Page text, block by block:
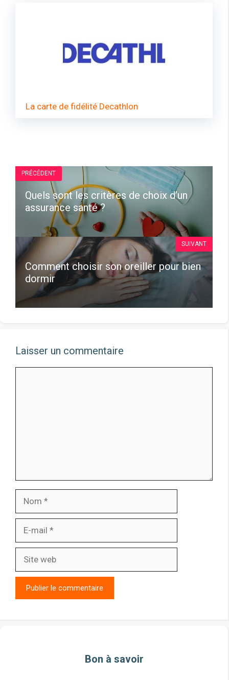
La carte de fidélité Decathlon
PRÉCÉDENT
Quels sont les critères de choix d’un
assurance santé ?
Comment choisir son oreiller pour bien
dormir
SUIVANT
Laisser un commentaire
mail
web
Bon à savoir